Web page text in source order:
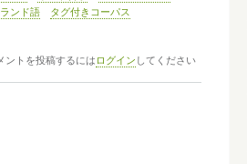
ンド語
タグ付きコーパス
ントを投稿するには ログイン してください